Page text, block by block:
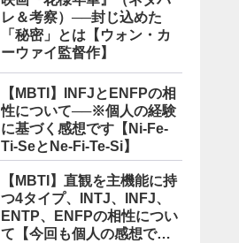
レ＆考察）──封じ込めた
「秘密」とは【ウォン・カ
ーウァイ監督作】
【MBTI】INFJとENFPの相
性について──※個人の経験
に基づく感想です【Ni-Fe-
Ti-SeとNe-Fi-Te-Si】
【MBTI】直観を主機能に持
つ4タイプ、INTJ、INFJ、
ENTP、ENFPの相性につい
て【今回も個人の感想で